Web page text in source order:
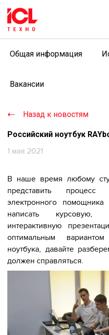
Общая информация
Вакансии
Назад к новостям
Российский ноутбук
1 мая 2021
В наше время любому
представить
электронного
написать
интерактивную
оптимальным
ноутбука, давайте
должен справляться.